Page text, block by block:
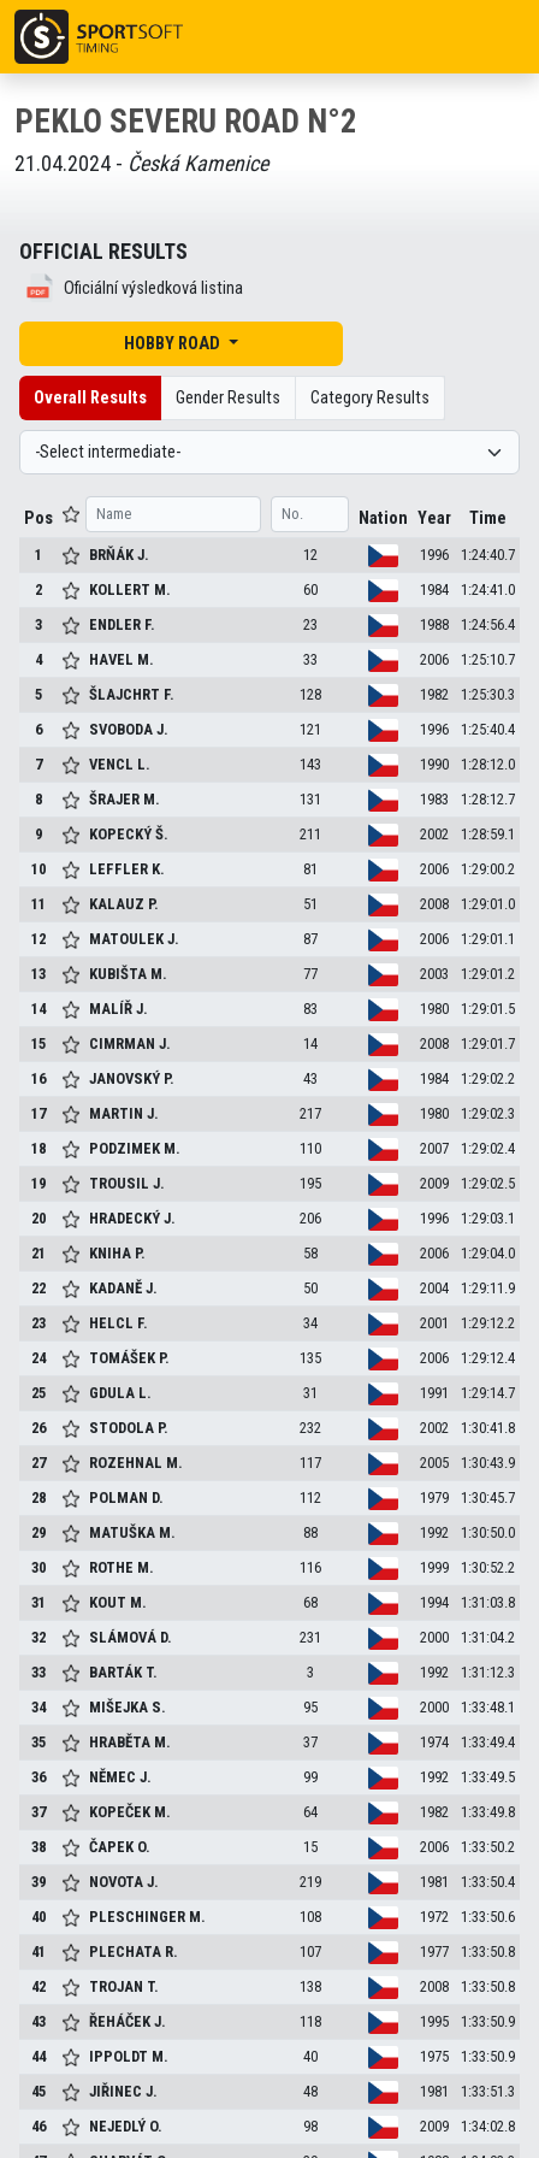
PEKLO SEVERU ROAD N°2
21.04.2024 - Česká Kamenice
OFFICIAL RESULTS
Oficiální výsledková listina
HOBBY ROAD
Overall Results Gender Results Category Results
Pos Nation Year Time
1 BRŇÁKJ. 12 1996
1:24:40.7
2
KOLLERT M. 60 1984
1:24:41.0
3
ENDLER F. 23 1988
1:24:56.4
4
HAVEL M. 33 2006
1:25:10.7
5
ŠLAJCHRT F. 128 1982
1:25:30.3
6
SVOBODAJ. 121 1996
1:25:40.4
7
VENCL L. 143 1990
1:28:12.0
8
ŠRAJER M. 131 1983
1:28:12.7
9
KOPECKÝŠ. 211 2002
1:28:59.1
10
LEFFLER K. 81 2006
1:29:00.2
11
KALAUZ P. 51 2008
1:29:01.0
12
MATOULEKJ. 87 2006
1:29:01.1
13
KUBIŠTA M. 77 2003
1:29:01.2
14
MALÍŘJ. 83 1980
1:29:01.5
15
CIMRMANJ. 14 2008
1:29:01.7
16
JANOVSKÝ P. 43 1984
1:29:02.2
17
MARTINJ. 217 1980
1:29:02.3
18
PODZIMEK M. 110 2007
1:29:02.4
19
TROUSILJ. 195 2009
1:29:02.5
20
HRADECKÝJ. 206 1996
1:29:03.1
21
KNIHA P. 58 2006
1:29:04.0
22
KADANĚJ. 50 2004
1:29:11.9
23
HELCL F. 34 2001
1:29:12.2
24
TOMÁŠEK P. 135 2006
1:29:12.4
25
GDULA L. 31 1991
1:29:14.7
26
STODOLA P. 232 2002
1:30:41.8
27
ROZEHNAL M. 117 2005
1:30:43.9
28
POLMAN D. 112 1979
1:30:45.7
29
MATUŠKA M. 88 1992
1:30:50.0
30
ROTHE M. 116 1999
1:30:52.2
31
KOUT M. 68 1994
1:31:03.8
32
SLÁMOVÁ D. 231 2000
1:31:04.2
33
BARTÁK T. 3 1992
1:31:12.3
34
MIŠEJKA S. 95 2000
1:33:48.1
35
HRABĚTA M. 37 1974
1:33:49.4
36
NĚMECJ. 99 1992
1:33:49.5
37
KOPEČEK M. 64 1982
1:33:49.8
38
ČAPEK O. 15 2006
1:33:50.2
39
NOVOTAJ. 219 1981
1:33:50.4
40
PLESCHINGER M. 108 1972
1:33:50.6
41
PLECHATA R. 107 1977
1:33:50.8
42
TROJAN T. 138 2008
1:33:50.8
43
ŘEHÁČEKJ. 118 1995
1:33:50.9
44
IPPOLDT M. 40 1975
1:33:50.9
45
JIŘINECJ. 48 1981
1:33:51.3
46
NEJEDLÝ O. 98 2009
1:34:02.8